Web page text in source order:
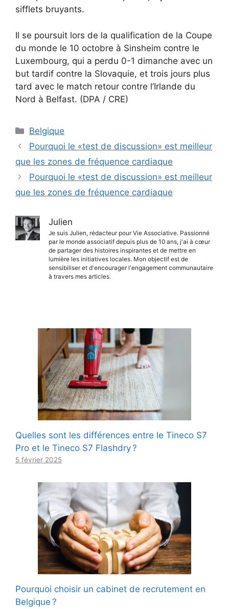
sifflets bruyants.
Il se poursuit lors de la qualification de la Coupe
du monde le 10 octobre à Sinsheim contre le
Luxembourg, qui a perdu 0-1 dimanche avec un
but tardif contre la Slovaquie, et trois jours plus
tard avec le match retour contre l’Irlande du
Nord à Belfast. (DPA / CRE)
Catégories
Belgique
Pourquoi le «test de discussion» est meilleur
que les zones de fréquence cardiaque
Pourquoi le «test de discussion» est meilleur
que les zones de fréquence cardiaque
Julien
Je suis Julien, rédacteur pour Vie Associative. Passionné
par le monde associatif depuis plus de 10 ans, j'ai à cœur
de partager des histoires inspirantes et de mettre en
lumière les initiatives locales. Mon objectif est de
sensibiliser et d'encourager l'engagement communautaire
à travers mes articles.
Quelles sont les différences entre le Tineco S7
Pro et le Tineco S7 Flashdry ?
5 février 2025
Pourquoi choisir un cabinet de recrutement en
Belgique ?